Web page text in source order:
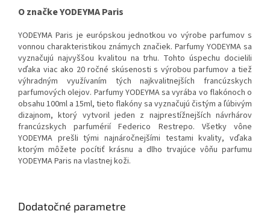
O značke YODEYMA Paris
YODEYMA Paris je európskou jednotkou vo výrobe parfumov s
vonnou charakteristikou známych značiek. Parfumy YODEYMA sa
vyznačujú najvyššou kvalitou na trhu. Tohto úspechu docielili
vďaka viac ako 20 ročné skúsenosti s výrobou parfumov a tiež
výhradným využívaním tých najkvalitnejších francúzskych
parfumových olejov. Parfumy YODEYMA sa vyrába vo flakónoch o
obsahu 100ml a 15ml, tieto flakóny sa vyznačujú čistým a ľúbivým
dizajnom, ktorý vytvoril jeden z najprestížnejších návrhárov
francúzskych parfumérií Federico Restrepo. Všetky vône
YODEYMA prešli tými najnáročnejšími testami kvality, vďaka
ktorým môžete pocítiť krásnu a dlho trvajúce vôňu parfumu
YODEYMA Paris na vlastnej koži.
Dodatočné parametre